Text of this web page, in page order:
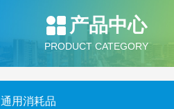
产品中心
PRODUCT CATEGORY
通用消耗品